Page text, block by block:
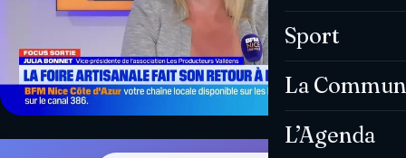
Sport
La
L’Agenda